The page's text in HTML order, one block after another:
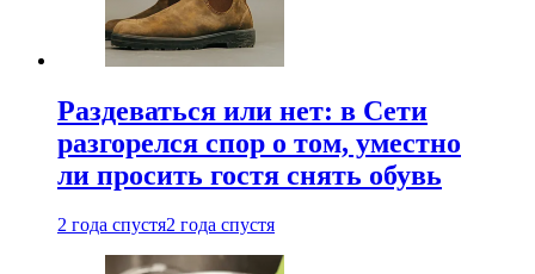
Раздеваться или нет: в Сети
разгорелся спор о том, уместно
ли просить гостя снять обувь
2 года спустя2 года спустя